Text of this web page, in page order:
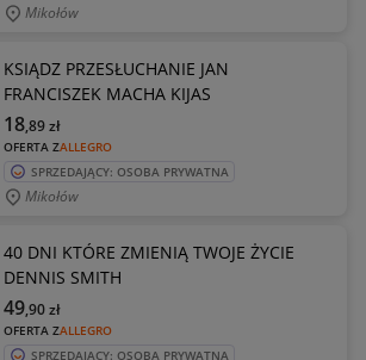
Mikołów
KSIĄDZ PRZESŁUCHANIE JAN
FRANCISZEK MACHA KIJAS
OFERTA ZALLEGRO
18,89zł
SPRZEDAJĄCY: OSOBA PRYWATNA
Mikołów
40 DNI KTÓRE ZMIENIĄ TWOJE ŻYCIE
DENNIS SMITH
OFERTA ZALLEGRO
49,90zł
SPRZEDAJĄCY: OSOBA PRYWATNA